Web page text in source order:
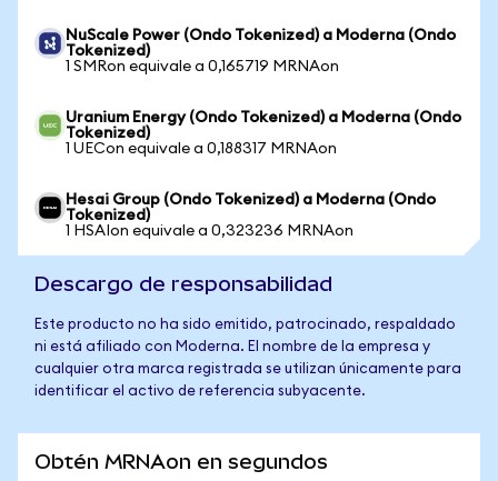
NuScale Power (Ondo Tokenized) a Moderna (Ondo
Tokenized)
1 SMRon equivale a 0,165719 MRNAon
Uranium Energy (Ondo Tokenized) a Moderna (Ondo
Tokenized)
1 UECon equivale a 0,188317 MRNAon
Hesai Group (Ondo Tokenized) a Moderna (Ondo
Tokenized)
1 HSAIon equivale a 0,323236 MRNAon
Descargo de responsabilidad
Este producto no ha sido emitido, patrocinado, respaldado
ni está afiliado con Moderna. El nombre de la empresa y
cualquier otra marca registrada se utilizan únicamente para
identificar el activo de referencia subyacente.
Obtén MRNAon en segundos